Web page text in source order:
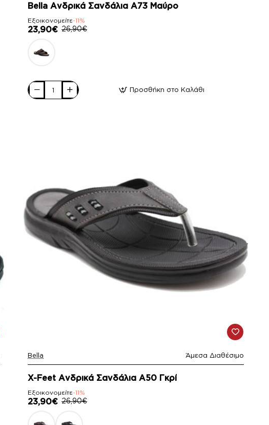
Bella Ανδρικά Σανδάλια Α73 Μαύρο
Εξοικονομείτε-11%
23,90€ 26,90€
Bella
Ανδρικά
Προσθήκη στο Καλάθι
-11%
Bella Άμεσα Διαθέσιμο
X-Feet Ανδρικά Σανδάλια A50 Γκρί
Εξοικονομείτε-11%
23,90€ 26,90€